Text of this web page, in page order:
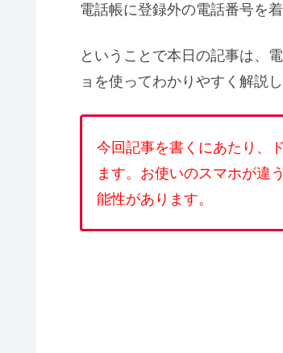
電話帳に登録外の電話番号を
ということで本日の記事は、
ョを使ってわかりやすく解説
今回記事を書くにあたり、
ます。お使いのスマホが違
能性があります。